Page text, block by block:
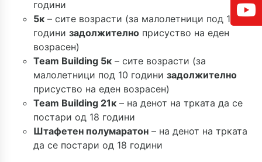
години
5к – сите возрасти (за малолетници под 10
години задолжително присуство на еден
возрасен)
Team Building 5к – сите возрасти (за
малолетници под 10 години задолжително
присуство на еден возрасен)
Team Building 21к – на денот на трката да се
постари од 18 години
Штафетен полумаратон – на денот на трката
да се постари од 18 години